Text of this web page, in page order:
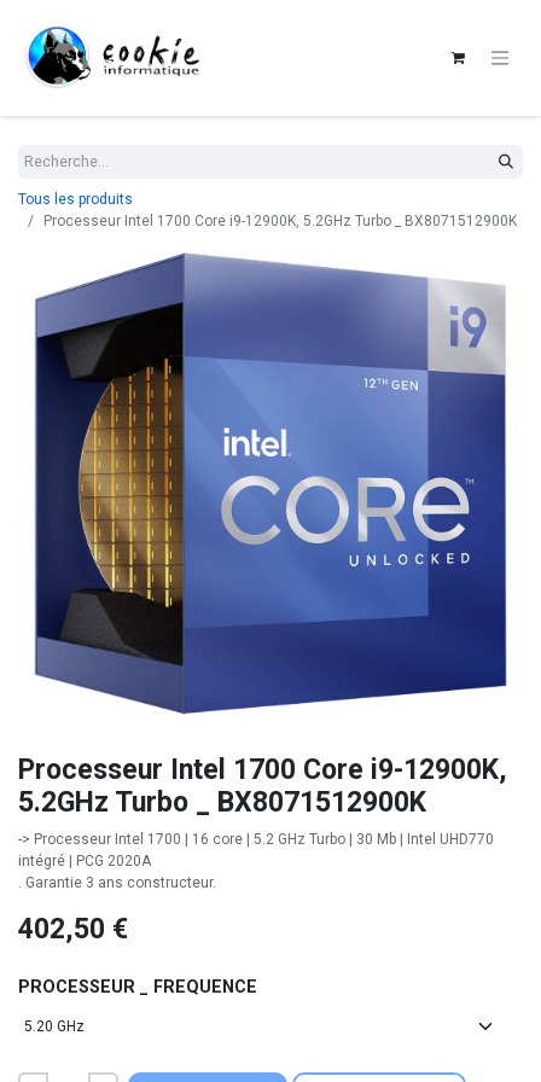
Tous les produits
Processeur Intel 1700 Core i9-12900K, 5.2GHz Turbo _ BX8071512900K
Processeur Intel 1700 Core i9-12900K,
5.2GHz Turbo _ BX8071512900K
-> Processeur Intel 1700 | 16 core | 5.2 GHz Turbo | 30 Mb | Intel UHD770
intégré | PCG 2020A
. Garantie 3 ans constructeur.
402,50 €
PROCESSEUR _ FREQUENCE